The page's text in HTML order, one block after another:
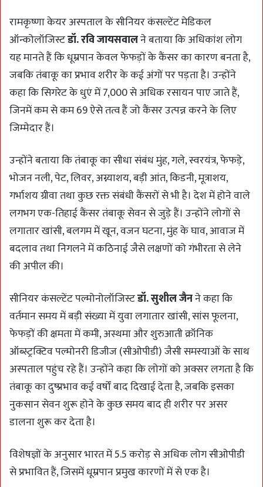
रामकृष्णा केयर अस्पताल के सीनियर कंसल्टेंट मेडिकल
ऑन्कोलॉजिस्टडॉ. रवि जायसवालने बताया कि अधिकांश लोग
यह मानते हैं कि धूम्रपान केवल फेफड़ों के कैंसर का कारण बनता है,
जबकि तंबाकू का प्रभाव शरीर के कई अंगों पर पड़ता है। उन्होंने
कहा कि सिगरेट के धुएं में 7,000 से अधिक रसायन पाए जाते हैं,
जिनमें कम से कम 69 ऐसे तत्व हैं जो कैंसर उत्पन्न करने के लिए
जिम्मेदार हैं।
उन्होंने बताया कि तंबाकू का सीधा संबंध मुंह, गले, स्वरयंत्र, फेफड़े,
भोजन नली, पेट, लिवर, अग्न्याशय, बड़ी आंत, किडनी, मूत्राशय,
गर्भाशय ग्रीवा तथा कुछ रक्त संबंधी कैंसरों से भी है। देश में होने वाले
लगभग एक-तिहाई कैंसर तंबाकू सेवन से जुड़े हैं। उन्होंने लोगों से
लगातार खांसी, बलगम में खून, वजन घटना, मुंह के घाव, आवाज में
बदलाव तथा निगलने में कठिनाई जैसे लक्षणों को गंभीरता से लेने
की अपील की।
सीनियर कंसल्टेंट पल्मोनोलॉजिस्टडॉ. सुशील जैनने कहा कि
वर्तमान समय में बड़ी संख्या में युवा लगातार खांसी, सांस फूलना,
फेफड़ों की क्षमता में कमी, अस्थमा और शुरुआती क्रॉनिक
ऑब्स्ट्रक्टिव पल्मोनरी डिजीज (सीओपीडी) जैसी समस्याओं के साथ
अस्पताल पहुंच रहे हैं। उन्होंने कहा कि लोगों को अक्सर लगता है कि
तंबाकू का दुष्प्रभाव कई वर्षों बाद दिखाई देता है, जबकि इसका
नुकसान सेवन शुरू होने के कुछ समय बाद ही शरीर पर असर
डालना शुरू कर देता है।
विशेषज्ञों के अनुसार भारत में 5.5 करोड़ से अधिक लोग सीओपीडी
से प्रभावित हैं, जिसमें धूम्रपान प्रमुख कारणों में से एक है।